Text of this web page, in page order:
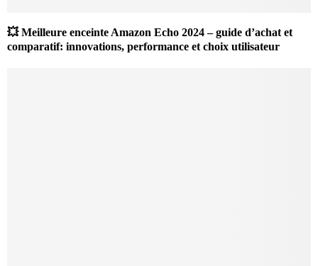
💥 Meilleure enceinte Amazon Echo 2024 – guide d’achat et
comparatif: innovations, performance et choix utilisateur